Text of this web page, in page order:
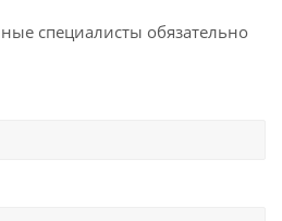
специалисты обязательно